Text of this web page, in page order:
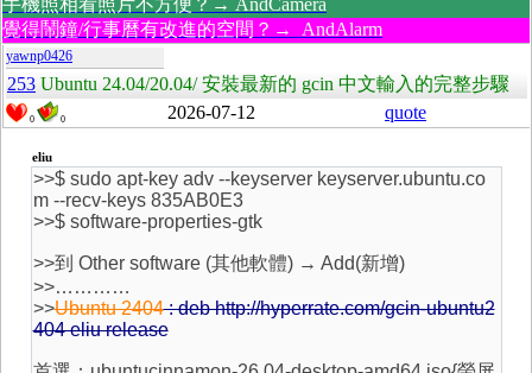
手機照相看照片不方便？→ AndCamera
覺得鬧鐘/行事曆有改進的空間？→ AndAlarm
yawnp0426
253 Ubuntu 24.04/20.04/ 安裝最新的 gcin 中文輸入的完整步驟
0 0 2026-07-12 quote
eliu
>>$ sudo apt-key adv --keyserver keyserver.ubuntu.co
m --recv-keys 835AB0E3
>>$ software-properties-gtk
>>到 Other software (其他軟體) → Add(新增)
>>…………
>>Ubuntu 2404: deb http://hyperrate.com/gcin-ubuntu2
404 eliu release